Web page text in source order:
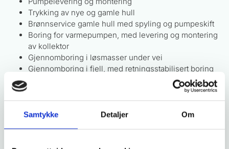
Samtykke Detaljer Om
Trykking av nye og gamle hull
Brønnservice gamle hull med spyling og pumpeskift
Boring for varmepumpen, med levering og montering
av kollektor
Gjennomboring i løsmasser under vei
Gjennomboring i fjell, med retningsstabilisert boring
Kvalitets- og miljø policy.
Brustugun Brønnboring AS jobber for å levere ett
miljøvenlig produkt og være en foretrukket aktør for ansatte,